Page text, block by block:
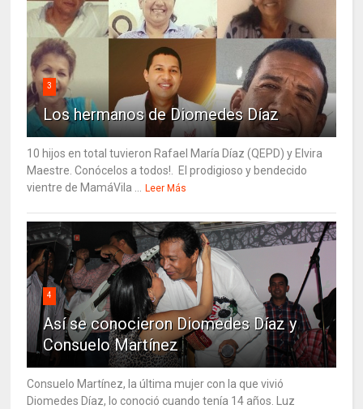
3
Los hermanos de Diomedes Díaz
10 hijos en total tuvieron Rafael María Díaz (QEPD) y Elvira
Maestre. Conócelos a todos!. El prodigioso y bendecido
vientre de MamáVila ...
Leer Más
4
Así se conocieron Diomedes Díaz y
Consuelo Martínez
Consuelo Martínez, la última mujer con la que vivió
Diomedes Díaz, lo conoció cuando tenía 14 años. Luz